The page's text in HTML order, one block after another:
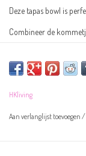
Deze tapas bowl is
Combineer de
Let op! De kommetjes
HKliving
Aan verlanglijst toevoegen /